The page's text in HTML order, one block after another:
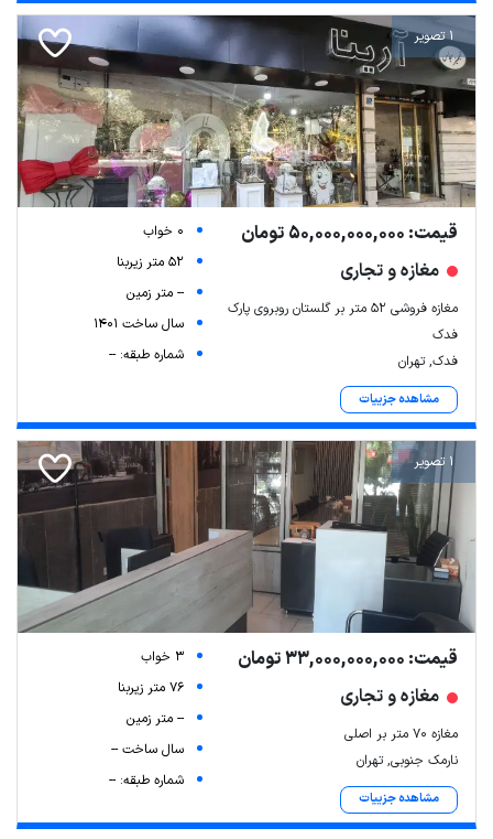
1 تصویر
قیمت: 50,000,000,000 تومان
مغازه و تجاری
مغازه فروشی ۵۲ متر بر گلستان روبروی پارک
فدک
فدک, تهران
مشاهده جزییات
0 خواب
52 متر زیربنا
-- متر زمین
سال ساخت 1401
شماره طبقه: --
1 تصویر
قیمت: 33,000,000,000 تومان
مغازه و تجاری
مغازه ۷۰ متر بر اصلی
نارمک جنوبی, تهران
مشاهده جزییات
3 خواب
76 متر زیربنا
-- متر زمین
سال ساخت --
شماره طبقه: --